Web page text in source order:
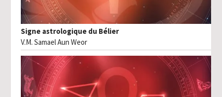
Signe astrologique du Bélier
V.M. Samael Aun Weor